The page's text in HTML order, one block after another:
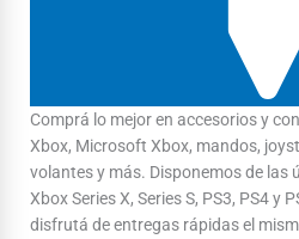
Comprá lo mejor en accesorios y
Xbox, Microsoft Xbox, mandos,
volantes y más. Disponemos de las
Xbox Series X, Series S, PS3, PS4 y
disfrutá de entregas rápidas el